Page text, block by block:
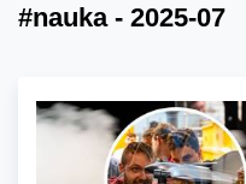
#nauka - 2025-07